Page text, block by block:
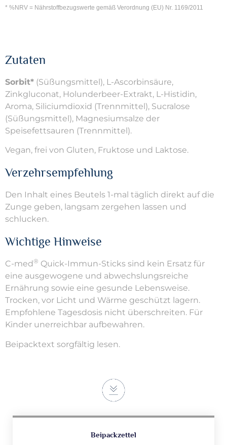
* %NRV = Nährstoffbezugswerte gemäß Verordnung (EU) Nr. 1169/2011
Zutaten
Sorbit* (Süßungsmittel), L-Ascorbinsäure,
Zinkgluconat, Holunderbeer-Extrakt, L-Histidin,
Aroma, Siliciumdioxid (Trennmittel), Sucralose
(Süßungsmittel), Magnesiumsalze der
Speisefettsauren (Trennmittel).
Vegan, frei von Gluten, Fruktose und Laktose.
Verzehrsempfehlung
Den Inhalt eines Beutels 1-mal täglich direkt auf die
Zunge geben, langsam zergehen lassen und
schlucken.
Wichtige Hinweise
C-med ® Quick-Immun-Sticks sind kein Ersatz für
eine ausgewogene und abwechslungsreiche
Ernährung sowie eine gesunde Lebensweise.
Trocken, vor Licht und Wärme geschützt lagern.
Empfohlene Tagesdosis nicht überschreiten. Für
Kinder unerreichbar aufbewahren.
Beipacktext sorgfältig lesen.
Beipackzettel